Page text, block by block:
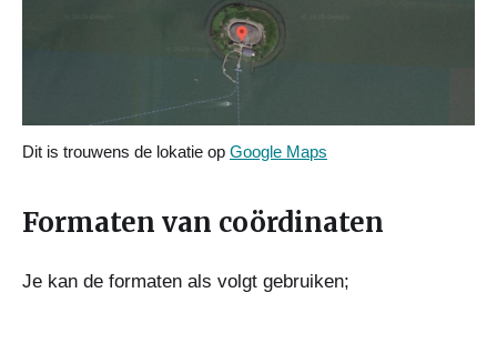
Dit is trouwens de lokatie op Google Maps
Formaten van coördinaten
Je kan de formaten als volgt gebruiken;